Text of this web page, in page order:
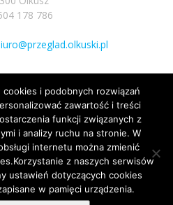
178 786
za nami
Kariera Regulamin
cookies i podobnych rozwiązań
zawartość i treści
funkcji związanych z
i analizy ruchu na stronie. W
internetu można zmienić
z naszych serwisów
ustawień dotyczących cookies
w pamięci urządzenia.